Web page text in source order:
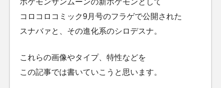
ポケモンサンムーンの新ポケモンとして
コロコロコミック9月号のフラゲで公開された
スナバァと、その進化系のシロデスナ。
これらの画像やタイプ、特性などを
この記事では書いていこうと思います。